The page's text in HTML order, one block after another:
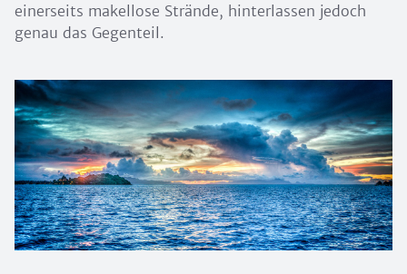
einerseits makellose Strände, hinterlassen jedoch
genau das Gegenteil.